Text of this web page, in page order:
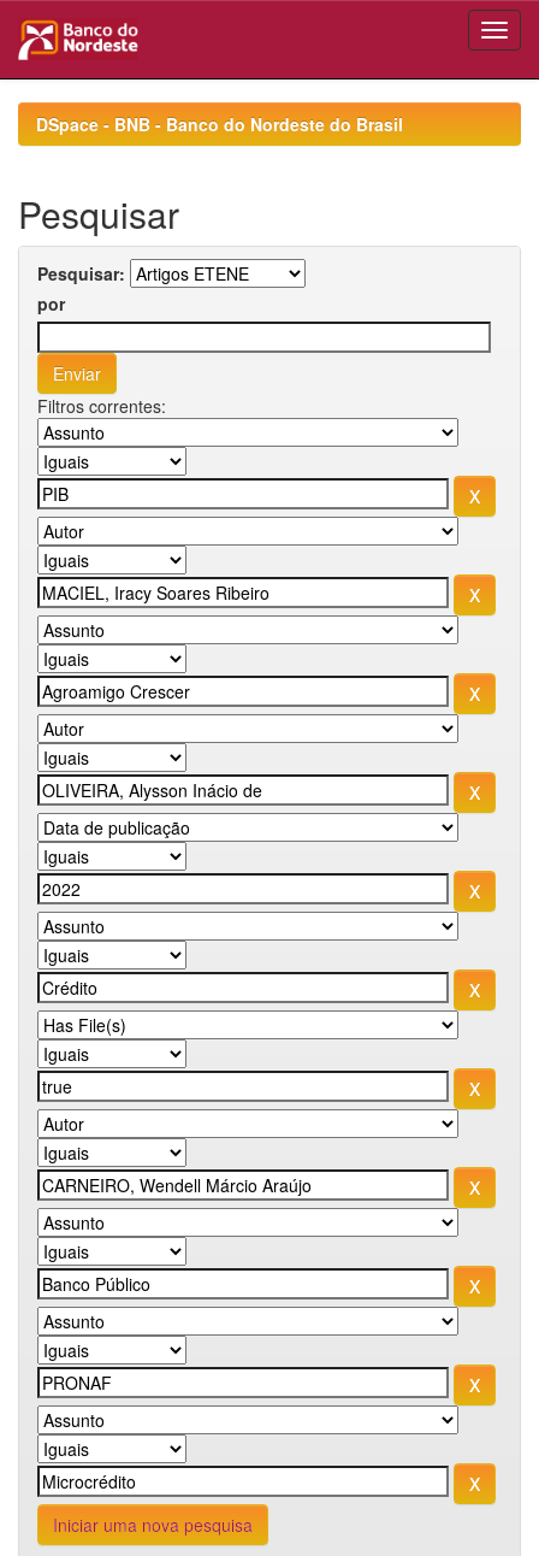
navigationDSpace - BNB - Banco do Nordeste do Brasil
Pesquisar
Pesquisar:
por
Filtros correntes:
Iniciar uma nova pesquisa